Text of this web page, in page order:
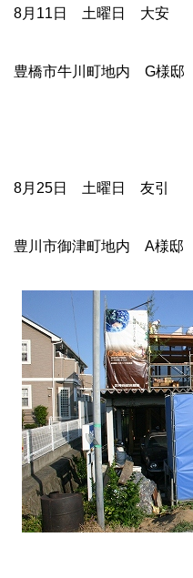
8月11日 土曜日 大安
豊橋市牛川町地内 G様邸
8月25日 土曜日 友引
豊川市御津町地内 A様邸